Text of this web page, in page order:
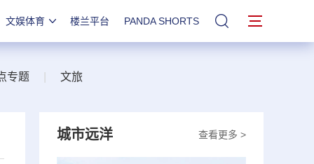
文娱体育 楼兰平台 PANDA SHORTS 站内搜索
专题 文旅
查看更多 >
城市远洋